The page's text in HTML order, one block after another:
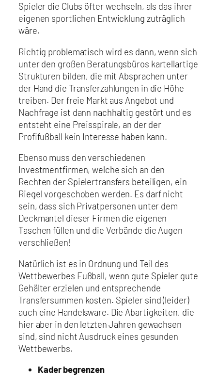
Spieler die Clubs öfter wechseln, als das ihrer
eigenen sportlichen Entwicklung zuträglich
wäre.
Richtig problematisch wird es dann, wenn sich
unter den großen Beratungsbüros kartellartige
Strukturen bilden, die mit Absprachen unter
der Hand die Transferzahlungen in die Höhe
treiben. Der freie Markt aus Angebot und
Nachfrage ist dann nachhaltig gestört und es
entsteht eine Preisspirale, an der der
Profifußball kein Interesse haben kann.
Ebenso muss den verschiedenen
Investmentfirmen, welche sich an den
Rechten der Spielertransfers beteiligen, ein
Riegel vorgeschoben werden. Es darf nicht
sein, dass sich Privatpersonen unter dem
Deckmantel dieser Firmen die eigenen
Taschen füllen und die Verbände die Augen
verschließen!
Natürlich ist es in Ordnung und Teil des
Wettbewerbes Fußball, wenn gute Spieler gute
Gehälter erzielen und entsprechende
Transfersummen kosten. Spieler sind (leider)
auch eine Handelsware. Die Abartigkeiten, die
hier aber in den letzten Jahren gewachsen
sind, sind nicht Ausdruck eines gesunden
Wettbewerbs.
Kader begrenzen